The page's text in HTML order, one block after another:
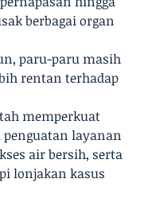
berbagai organ
paru-paru masih
rentan terhadap
memperkuat
layanan
air bersih, serta
lonjakan kasus